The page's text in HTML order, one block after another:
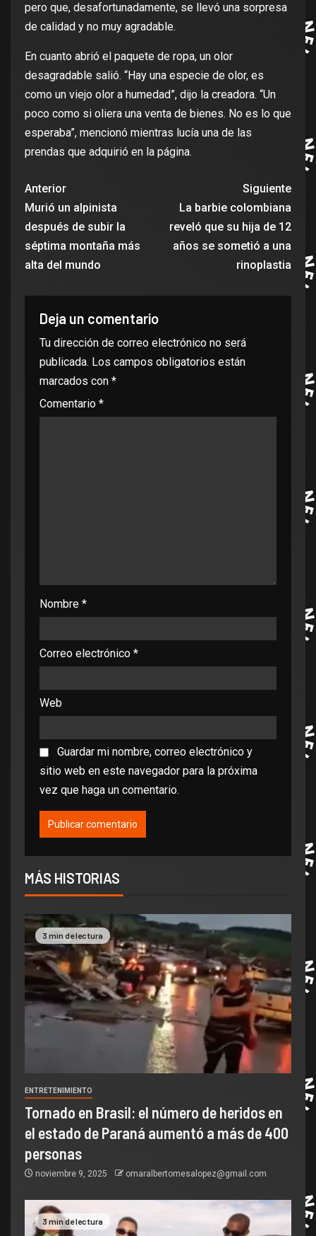
pero que, desafortunadamente, se llevó una sorpresa
de calidad y no muy agradable.
En cuanto abrió el paquete de ropa, un olor
desagradable salió. “Hay una especie de olor, es
como un viejo olor a humedad”, dijo la creadora. “Un
poco como si oliera una venta de bienes. No es lo que
esperaba”, mencionó mientras lucía una de las
prendas que adquirió en la página.
Anterior
Murió un alpinista
después de subir la
séptima montaña más
alta del mundo
Siguiente
La barbie colombiana
reveló que su hija de 12
años se sometió a una
rinoplastia
Deja un comentario
Tu dirección de correo electrónico no será
publicada. Los campos obligatorios están
marcados con *
Comentario *
Nombre *
Correo electrónico *
Web
Guardar mi nombre, correo electrónico y
sitio web en este navegador para la próxima
vez que haga un comentario.
MÁS HISTORIAS
3 min de lectura
ENTRETENIMIENTO
Tornado en Brasil: el número de heridos en
el estado de Paraná aumentó a más de 400
personas
noviembre 9, 2025 omaralbertomesalopez@gmail.com
3 min de lectura